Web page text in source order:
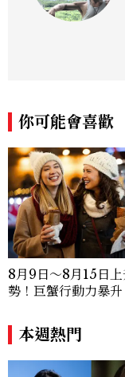
你可能會喜歡
8月9日～8月15日
勢！巨蟹行動力暴升
本週熱門